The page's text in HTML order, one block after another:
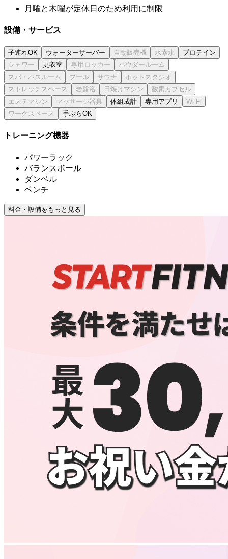
月曜と木曜が定休日のため利用に制限
設備・サービス
子連れOK ウォーターサーバー
プロテイン
更衣室
体組成計
専用アプリ
手ぶらOK
トレーニング機器
パワーラック
バランスボール
ダンベル
ベンチ
料金・設備をもっと見る